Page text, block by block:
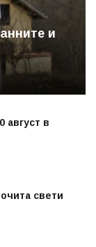
и
август в
свети